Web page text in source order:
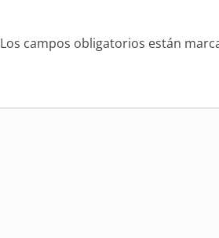
Los campos obligatorios están